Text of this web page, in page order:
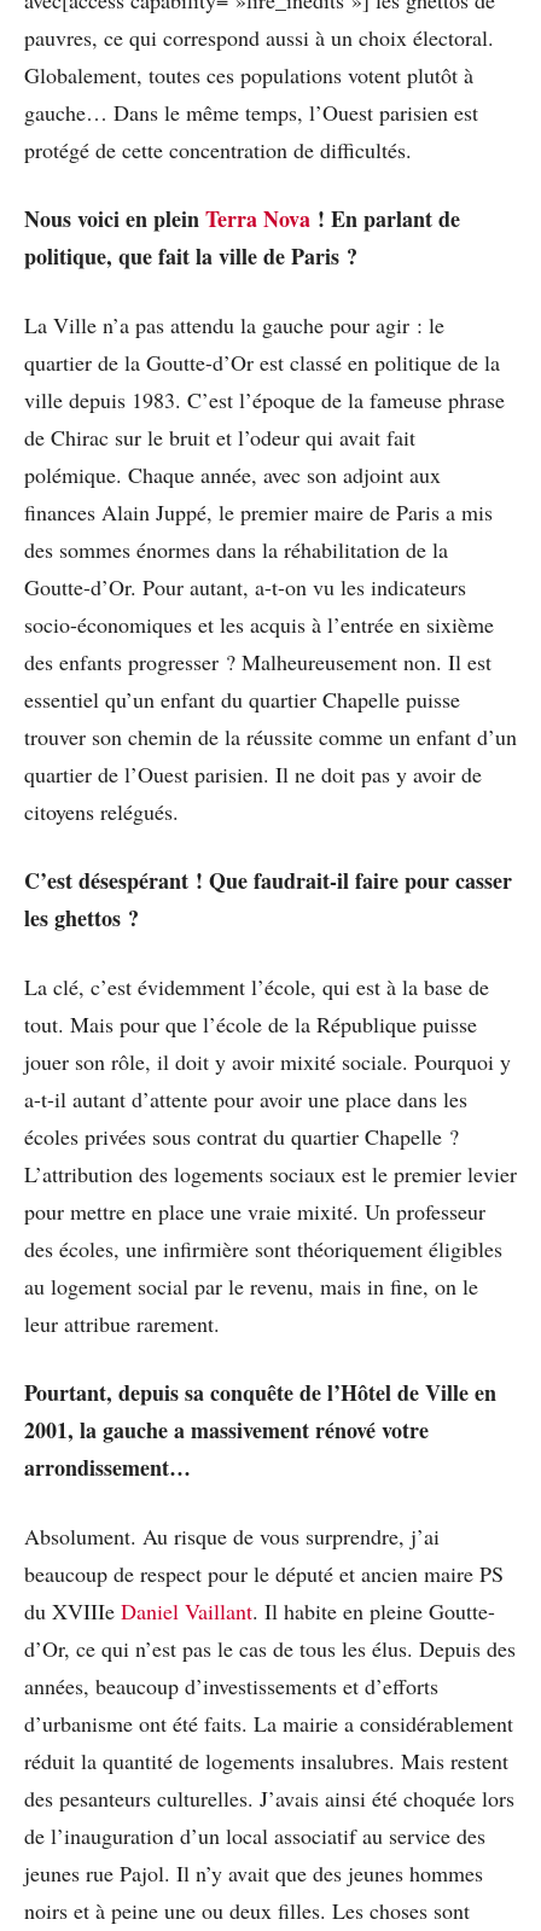
pauvres, ce qui correspond aussi à un choix électoral.
Globalement, toutes ces populations votent plutôt à
gauche… Dans le même temps, l’Ouest parisien est
protégé de cette concentration de difficultés.
Nous voici en pleinTerra Nova ! En parlant de
politique, que fait la ville de Paris ?
La Ville n’a pas attendu la gauche pour agir : le
quartier de la Goutte-d’Or est classé en politique de la
ville depuis 1983. C’est l’époque de la fameuse phrase
de Chirac sur le bruit et l’odeur qui avait fait
polémique. Chaque année, avec son adjoint aux
finances Alain Juppé, le premier maire de Paris a mis
des sommes énormes dans la réhabilitation de la
Goutte-d’Or. Pour autant, a-t-on vu les indicateurs
socio-économiques et les acquis à l’entrée en sixième
des enfants progresser ? Malheureusement non. Il est
essentiel qu’un enfant du quartier Chapelle puisse
trouver son chemin de la réussite comme un enfant d’un
quartier de l’Ouest parisien. Il ne doit pas y avoir de
citoyens relégués.
C’est désespérant ! Que faudrait-il faire pour casser
les ghettos ?
La clé, c’est évidemment l’école, qui est à la base de
tout. Mais pour que l’école de la République puisse
jouer son rôle, il doit y avoir mixité sociale. Pourquoi y
a-t-il autant d’attente pour avoir une place dans les
écoles privées sous contrat du quartier Chapelle ?
L’attribution des logements sociaux est le premier levier
pour mettre en place une vraie mixité. Un professeur
des écoles, une infirmière sont théoriquement éligibles
au logement social par le revenu, mais in fine, on le
leur attribue rarement.
Pourtant, depuis sa conquête de l’Hôtel de Ville en
2001, la gauche a massivement rénové votre
arrondissement…
Absolument. Au risque de vous surprendre, j’ai
beaucoup de respect pour le député et ancien maire PS
du XVIIIe Daniel Vaillant. Il habite en pleine Goutte-
d’Or, ce qui n’est pas le cas de tous les élus. Depuis des
années, beaucoup d’investissements et d’efforts
d’urbanisme ont été faits. La mairie a considérablement
réduit la quantité de logements insalubres. Mais restent
des pesanteurs culturelles. J’avais ainsi été choquée lors
de l’inauguration d’un local associatif au service des
jeunes rue Pajol. Il n’y avait que des jeunes hommes
noirs et à peine une ou deux filles. Les choses sont